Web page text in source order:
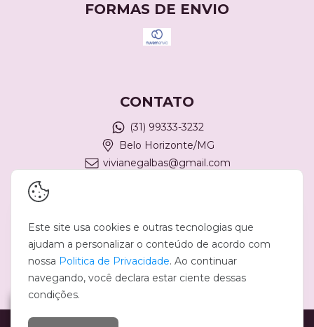
FORMAS DE ENVIO
CONTATO
(31) 99333-3232
Belo Horizonte/MG
vivianegalbas@gmail.com
Este site usa cookies e outras tecnologias que
ajudam a personalizar o conteúdo de acordo com
nossa Politica de Privacidade. Ao continuar
navegando, você declara estar ciente dessas
condições.